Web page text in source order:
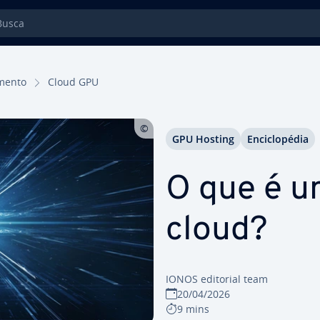
Cloud GPU
O que é
cloud?
IONOS editorial team
20/04/2026
9 mins
GPU Hosting En­ci­clo­pé­dia